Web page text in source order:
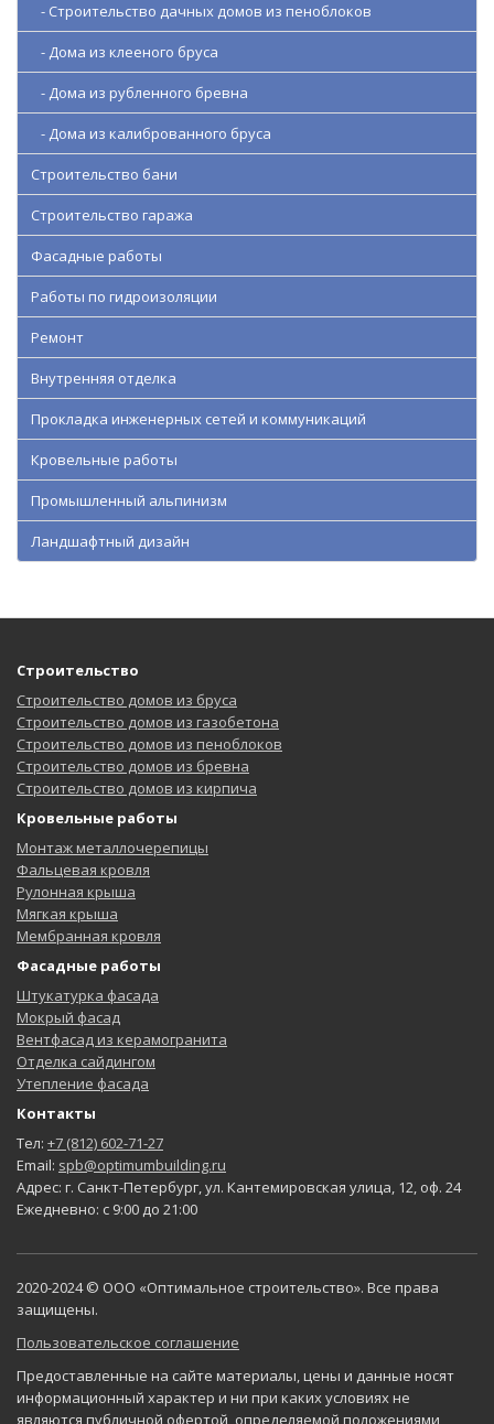
- Строительство дачных домов из пеноблоков
- Дома из клееного бруса
- Дома из рубленного бревна
- Дома из калиброванного бруса
Строительство бани
Строительство гаража
Фасадные работы
Работы по гидроизоляции
Ремонт
Внутренняя отделка
Прокладка инженерных сетей и коммуникаций
Кровельные работы
Промышленный альпинизм
Ландшафтный дизайн
Строительство
Строительство домов из бруса
Строительство домов из газобетона
Строительство домов из пеноблоков
Строительство домов из бревна
Строительство домов из кирпича
Кровельные работы
Монтаж металлочерепицы
Фальцевая кровля
Рулонная крыша
Мягкая крыша
Мембранная кровля
Фасадные работы
Штукатурка фасада
Мокрый фасад
Вентфасад из керамогранита
Отделка сайдингом
Утепление фасада
Контакты
Тел: +7 (812) 602-71-27
Email: spb@optimumbuilding.ru
Адрес: г. Санкт-Петербург, ул. Кантемировская улица, 12, оф. 24
Ежедневно: с 9:00 до 21:00
2020-2024 © ООО «Оптимальное строительство». Все права
защищены.
Пользовательское соглашение
Предоставленные на сайте материалы, цены и данные носят
информационный характер и ни при каких условиях не
являются публичной офертой, определяемой положениями